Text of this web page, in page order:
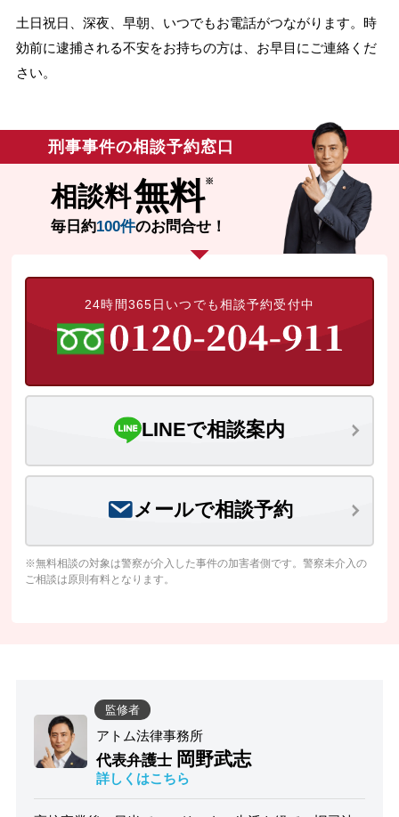
土日祝日、深夜、早朝、いつでもお電話がつながります。時
効前に逮捕される不安をお持ちの方は、お早目にご連絡くだ
さい。
刑事事件の相談予約窓口
相談料無料
毎日約100件のお問合せ！
24時間365日いつでも相談予約受付中
LINEで相談案内
メールで相談予約
※無料相談の対象は警察が介入した事件の加害者側です。警察未介入の
ご相談は原則有料となります。
監修者
アトム法律事務所
代表弁護士 岡野武志
詳しくはこちら